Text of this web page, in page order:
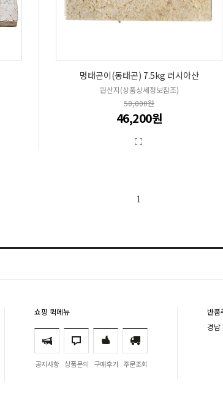
명태곤이(동태곤) 7.5kg 러시아산
원산지(상품상세정보참조)
50,000원
46,200원
1
쇼핑 퀵메뉴
공지사항 상품문의 구매후기 주문조회
반품
경